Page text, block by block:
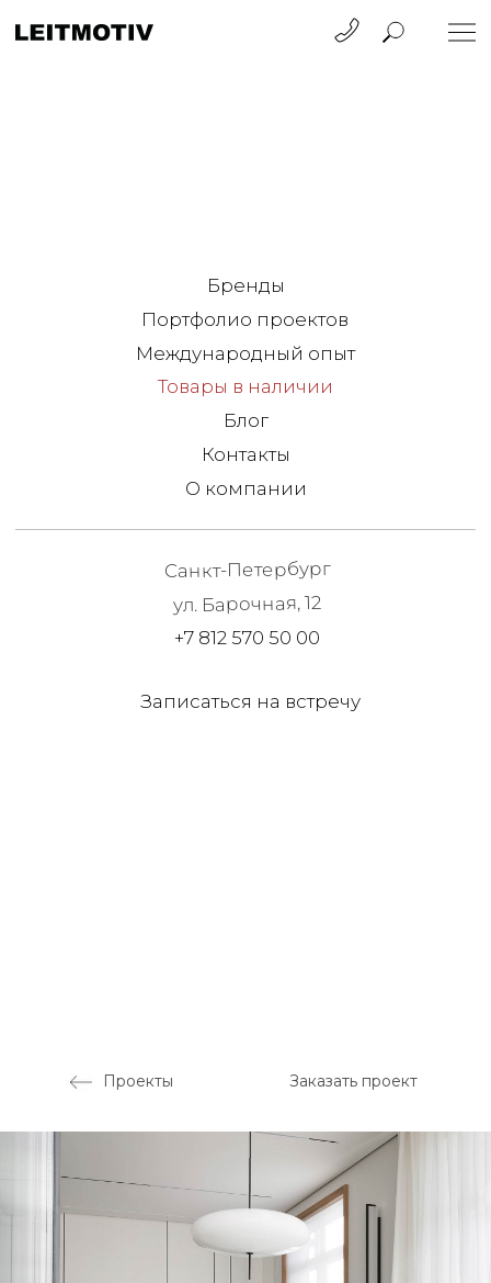
Контакты
О компании
Товары в наличии
+7 812 570 50 00
ул. Барочная, 12
Заказать проект
Проекты